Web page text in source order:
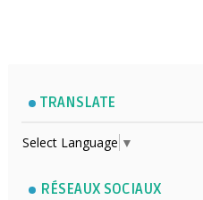
TRANSLATE
Select Language ▼
RÉSEAUX SOCIAUX